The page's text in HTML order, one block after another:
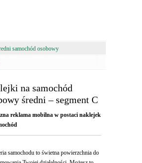
samochód osobowy
na samochód
średni – segment C
reklama mobilna w postaci naklejek
samochodu to świetna powierzchnia do